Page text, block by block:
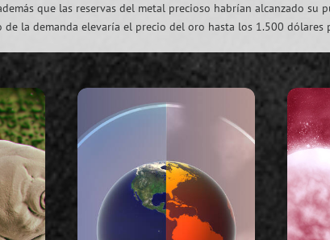
que las reservas del metal precioso habrían alcanzado
la demanda elevaría el precio del oro hasta los 1.500 dólares